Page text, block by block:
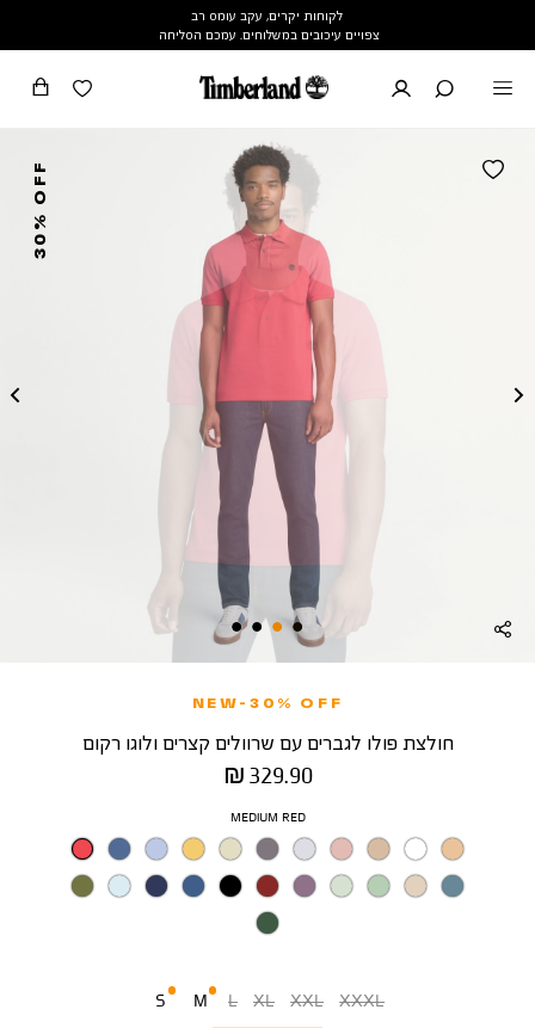
לקוחות יקרים, עקב עומס רב
צפויים עיכובים במשלוחים. עמכם הסליחה
30% OFF
NEW-30% OFF
חולצת פולו לגברים עם שרוולים קצרים ולוגו רקום
מחיר
מוצר
329.90 ₪
צבע
MEDIUM RED
S M L XL XXL XXXL